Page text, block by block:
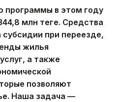
программы в этом году
млн теңге. Средства
субсидии при переезде,
жилья
а также
позволяют
Наша задача —